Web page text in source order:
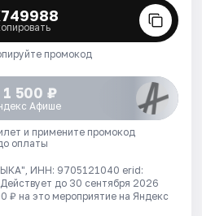
промокод
1 500 ₽
Афише
и примените промокод
оплаты
ИНН: 9705121040 erid:
Действует до 30 сентября 2026
₽ на это мероприятие на Яндекс